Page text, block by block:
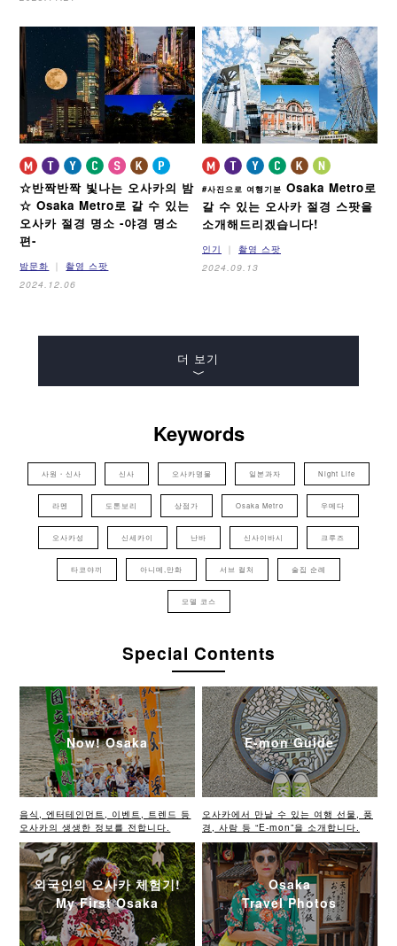
☆반짝반짝 빛나는 오사카의 밤
☆Osaka Metro로 갈 수 있는
오사카 절경 명소-야경 명소
편-
밤문화
촬영 스팟
2024.12.06
#사진으로 여행기분 Osaka Metro로
갈 수 있는 오사카 절경 스팟을
소개해드리겠습니다!
인기
촬영 스팟
2024.09.13
더 보기
Keywords
사원・신사 신사 오사카명물 일본과자 Night Life
라멘 도톤보리 상점가 Osaka Metro 우메다
오사카성 신세카이 난바 신사이바시 크루즈
타코야끼 아니메,만화 서브 컬처 술집 순례
모델 코스
Special Contents
Now! Osaka
음식, 엔터테인먼트, 이벤트, 트렌드 등
오사카의 생생한 정보를 전합니다.
E-mon Guide
오사카에서 만날 수 있는 여행 선물, 풍
경, 사람 등 “E-mon”을 소개합니다.
외국인의 오사카 체험기!
My First Osaka
Osaka
Travel Photos